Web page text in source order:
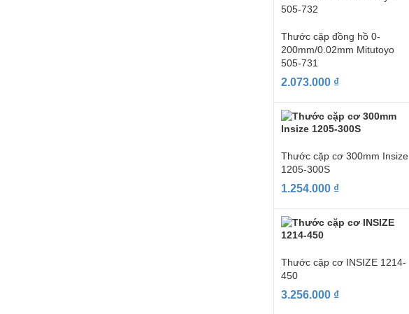
Thước cặp đồng hồ 0-
200mm/0.02mm Mitutoyo
505-731
2.073.000 ₫
Thước cặp cơ 300mm Insize
1205-300S
1.254.000 ₫
Thước cặp cơ INSIZE 1214-
450
3.256.000 ₫